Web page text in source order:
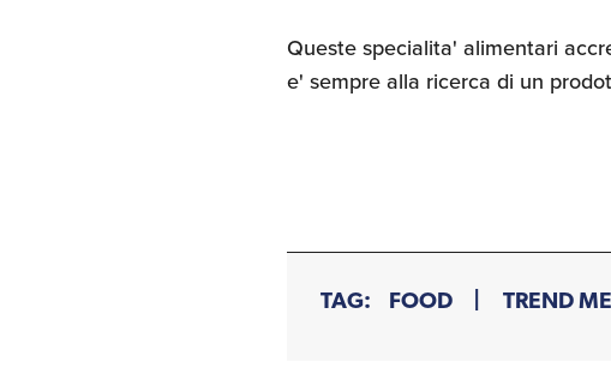
Queste specialita' alimentari
e' sempre alla ricerca di un
TAG: FOOD TREND